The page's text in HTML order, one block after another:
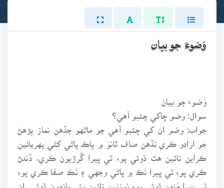
وَضوءَ جو بيان
وَضوءَ جو بيان
سوال: وضو ڇاکي چئبو آهي؟
جواب: وضو ان کي چئبو آهي جو ماڻهو جڏهن نماز پڙهڻ
جو ارادو ڪري تڏهن صاف ٿانوَ ۾ پاڪ پاڻي کڻي پهريائين
ڪراين تائين هٿ ڌوئي پوءِ ٽي ڀيرا گُرڙيون ڪري، ڏندڻ
ڪري پوءِ ٽي ڀيرا نَڪ ۾ پاڻي وجهي ۽ نَڪ صفا ڪري پوءِ
ٽي ڀيرا مُنهن ڌوئي پوءِ ٺونٺين تائين ٻئي ٻانهون ڌوئي. ان